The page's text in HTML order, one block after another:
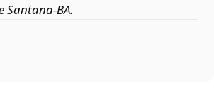
Santana‑BA.